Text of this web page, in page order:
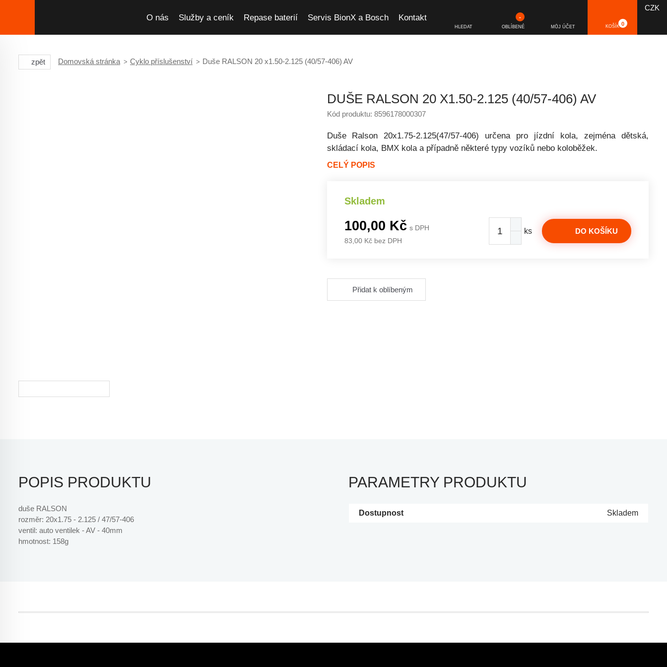
O nás Služby a ceník Repase baterií Servis BionX a Bosch Kontakt
HLEDAT OBLÍBENÉ
-
MŮJ ÚČET KOŠÍK 0
CZK
zpět Domovská stránka Cyklo příslušenství Duše RALSON 20 x1.50-2.125 (40/57-406) AV
DUŠE RALSON 20 X1.50-2.125 (40/57-406) AV
Kód produktu: 8596178000307
Duše Ralson 20x1.75-2.125(47/57-406) určena pro jízdní kola, zejména dětská,
skládací kola, BMX kola a případně některé typy vozíků nebo koloběžek.
CELÝ POPIS
Skladem
100,00 Kč s DPH
83,00 Kč bez DPH
ks DO KOŠÍKU
Přidat k oblíbeným
POPIS PRODUKTU
duše RALSON
rozměr: 20x1.75 - 2.125 / 47/57-406
ventil: auto ventilek - AV - 40mm
hmotnost: 158g
PARAMETRY PRODUKTU
Dostupnost Skladem